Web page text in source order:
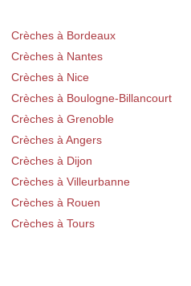
Crèches à Bordeaux
Crèches à Nantes
Crèches à Nice
Crèches à Boulogne-Billancourt
Crèches à Grenoble
Crèches à Angers
Crèches à Dijon
Crèches à Villeurbanne
Crèches à Rouen
Crèches à Tours